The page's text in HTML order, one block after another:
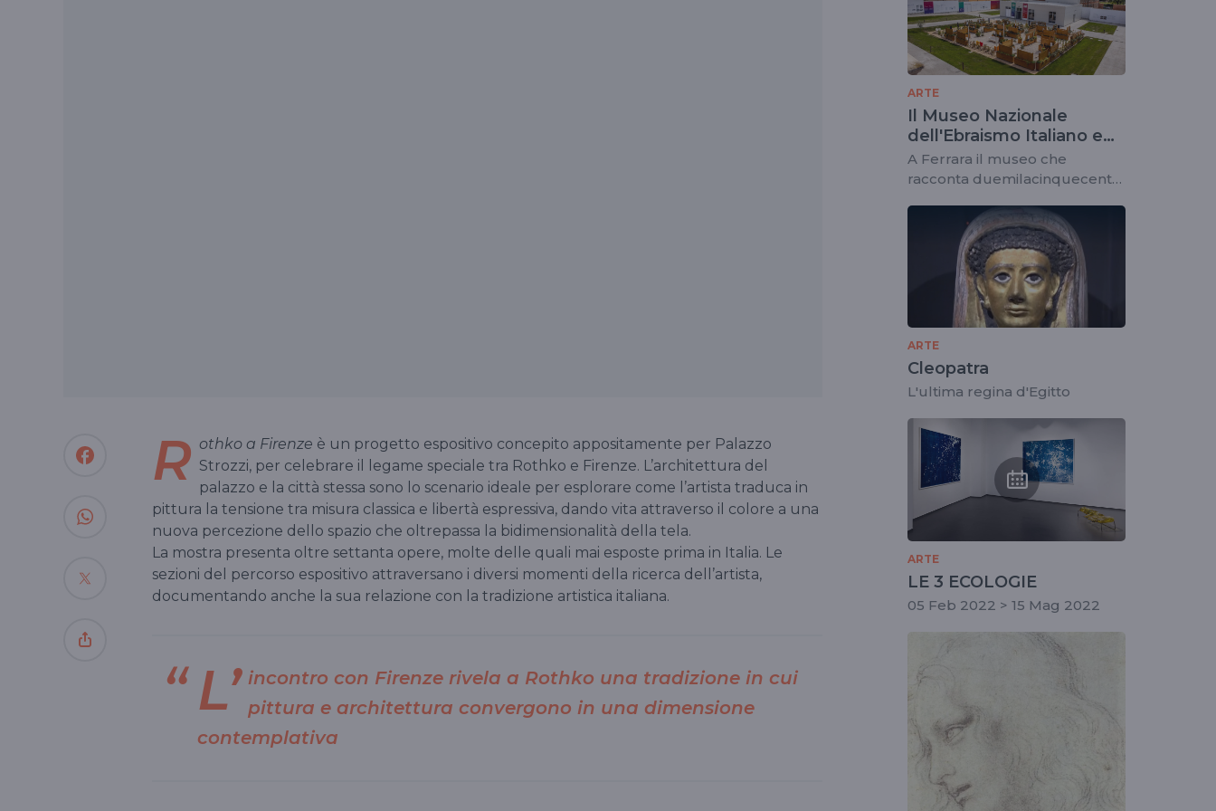
R othko a Firenze è un progetto espositivo concepito appositamente per Palazzo
Strozzi, per celebrare il legame speciale tra Rothko e Firenze. L’architettura del
palazzo e la città stessa sono lo scenario ideale per esplorare come l’artista traduca in
pittura la tensione tra misura classica e libertà espressiva, dando vita attraverso il colore a una
nuova percezione dello spazio che oltrepassa la bidimensionalità della tela.
La mostra presenta oltre settanta opere, molte delle quali mai esposte prima in Italia. Le
sezioni del percorso espositivo attraversano i diversi momenti della ricerca dell’artista,
documentando anche la sua relazione con la tradizione artistica italiana.
L’ incontro con Firenze rivela a Rothko una tradizione in cui
pittura e architettura convergono in una dimensione
contemplativa
ARTE
Il Museo Nazionale
dell'Ebraismo Italiano e
della Shoah
A Ferrara il museo che
racconta duemilacinquecento
ARTE
Cleopatra
L'ultima regina d'Egitto
ARTE
LE 3 ECOLOGIE
05 Feb 2022 > 15 Mag 2022